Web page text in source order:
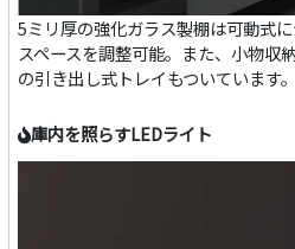
5ミリ厚の強化ガラス製棚は可動式
スペースを調整可能。また、小物収
の引き出し式トレイもついています。
庫内を照らすLEDライト